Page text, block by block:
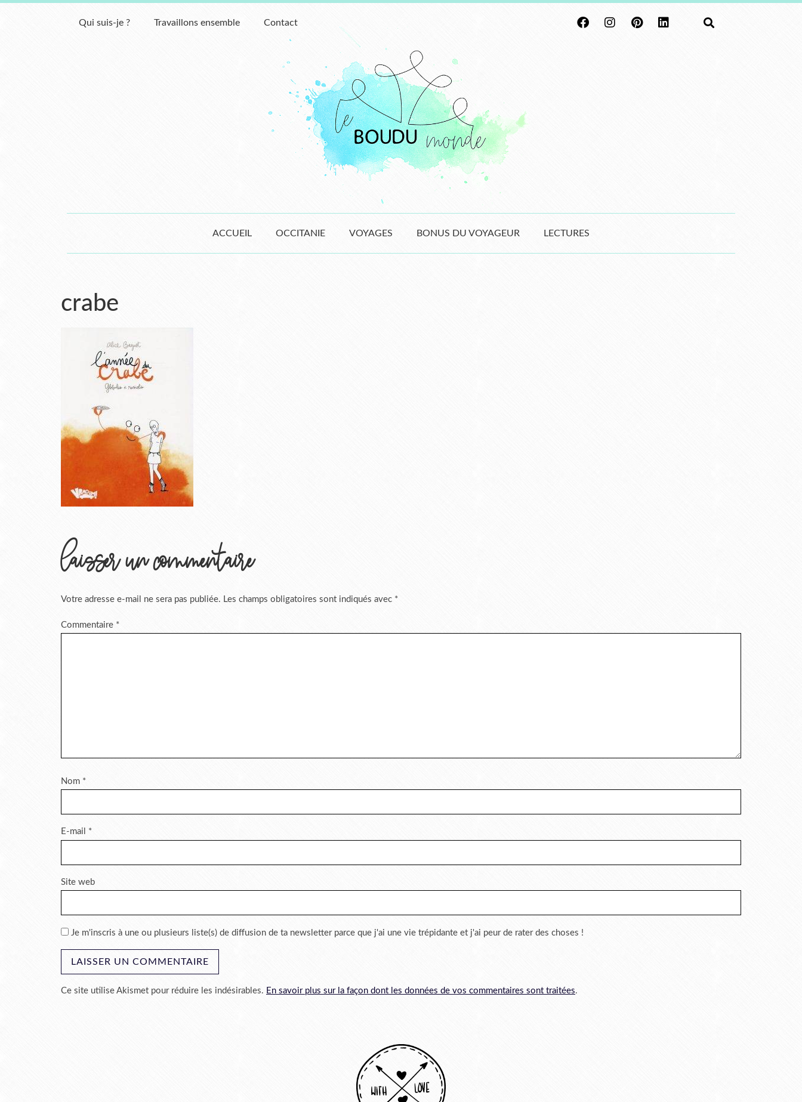
Qui suis-je ? Travaillons ensemble Contact
ACCUEIL OCCITANIE VOYAGES BONUS DU VOYAGEUR LECTURES
crabe
laisser un commentaire
Votre adresse e-mail ne sera pas publiée. Les champs obligatoires sont indiqués avec *
Commentaire *
Nom *
E-mail *
Site web
Je m'inscris à une ou plusieurs liste(s) de diffusion de ta newsletter parce que j'ai une vie trépidante et j'ai peur de rater des choses !
Ce site utilise Akismet pour réduire les indésirables. En savoir plus sur la façon dont les données de vos commentaires sont traitées.